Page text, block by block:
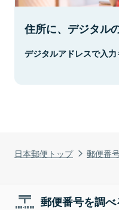
日本郵便トップ 郵便番
住所に、デジタル
デジタルアドレスで入力
郵便番号を調べ